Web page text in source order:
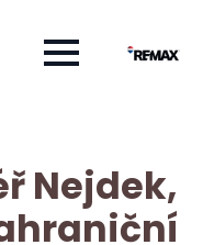
Nejdek,